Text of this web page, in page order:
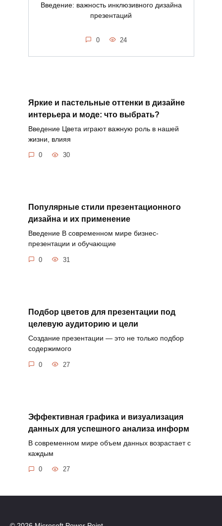
Введение: важность инклюзивного дизайна
презентаций
0 24
Яркие и пастельные оттенки в дизайне
интерьера и моде: что выбрать?
Введение Цвета играют важную роль в нашей
жизни, влияя
0 30
Популярные стили презентационного
дизайна и их применение
Введение В современном мире бизнес-
презентации и обучающие
0 31
Подбор цветов для презентации под
целевую аудиторию и цели
Создание презентации — это не только подбор
содержимого
0 27
Эффективная графика и визуализация
данных для успешного анализа информ
В современном мире объем данных возрастает с
каждым
0 27